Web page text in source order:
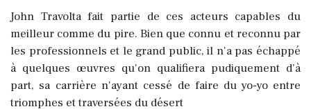
John Travolta fait partie de ces acteurs capables du
meilleur comme du pire. Bien que connu et reconnu par
les professionnels et le grand public, il n'a pas échappé
à quelques œuvres qu'on qualifiera pudiquement d’à
part, sa carrière n'ayant cessé de faire du yo-yo entre
triomphes et traversées du désert